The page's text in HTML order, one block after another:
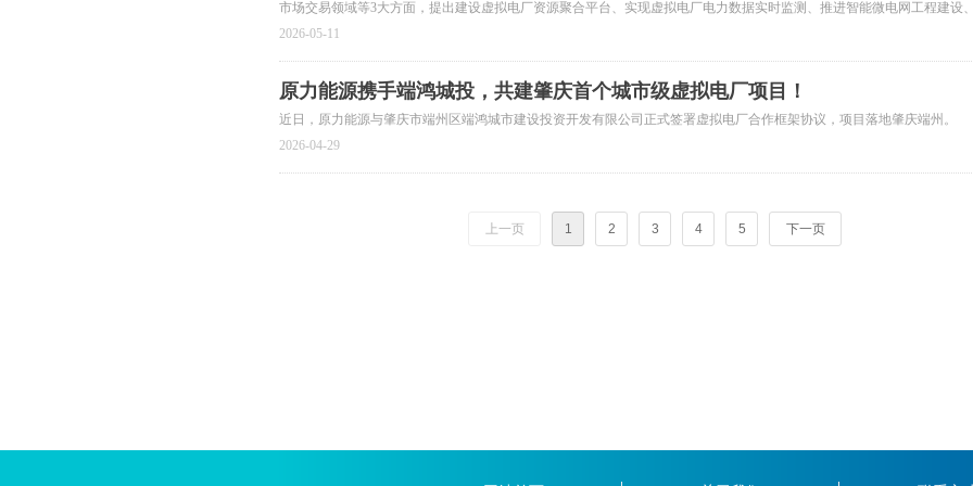
市场交易领域等3大方面，提出建设虚拟电厂资源聚合平台、实现虚拟电厂电力数据实时监测、推进智能微电网工程建设
设施车网互动水平、 加快推动新型储能项目落地、有序开展非工空调资源挖掘、鼓励参与电力市场、有序参与需求响应
到2030年底，调节能力突破5万千瓦，建成园区级虚拟电厂1个，推动应用场景全面拓展。
2026-05-11
原力能源携手端鸿城投，共建肇庆首个城市级虚拟电厂项目！
近日，原力能源与肇庆市端州区端鸿城市建设投资开发有限公司正式签署虚拟电厂合作框架协议，项目落地肇庆端州。
2026-04-29
上一页 1 2 3 4 5 下一页